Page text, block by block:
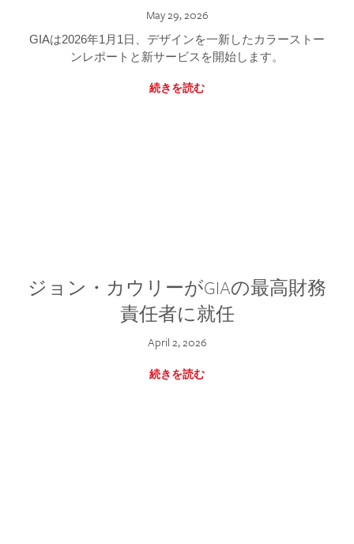
May 29, 2026
GIAは2026年1月1日、デザインを一新したカラーストー
ンレポートと新サービスを開始します。
続きを読む
ジョン・カウリーがGIAの最高財務
責任者に就任
April 2, 2026
続きを読む